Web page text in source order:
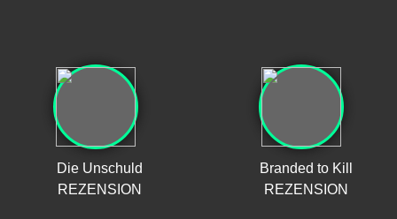
Die Unschuld
REZENSION
Branded to Kill
REZENSION